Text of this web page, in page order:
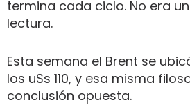
termina cada ciclo. No era
lectura.
Esta semana el Brent se
los u$s 110, y esa misma
conclusión opuesta.